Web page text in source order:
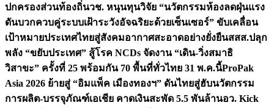
ปกครองส่วนท้องถิ่นวช. หนุนทุนวิจัย “นวัตกรรมห้องลดฝุ่นแรง
ดันบวกควบคู่ระบบเฝ้าระวังอัจฉริยะด้วยเซ็นเซอร์” ขับเคลื่อน
เป้าหมายประเทศไทยสู่สังคมอากาศสะอาดอย่างยั่งยืนสสส.ปลุก
พลัง “ขยับประเทศ” สู้โรค NCDs จัดงาน “เดิน-วิ่งสมาธิ
วิสาขะ” ครั้งที่ 25 พร้อมกัน 70 พื้นที่ทั่วไทย 31 พ.ค.นี้ProPak
Asia 2026 ย้ายสู่ “อิมแพ็ค เมืองทองฯ” ดันไทยสู่ฮับนวัตกรรม
การผลิต-บรรจุภัณฑ์เอเชีย คาดเงินสะพัด 5.5 พันล้านอว. Kick